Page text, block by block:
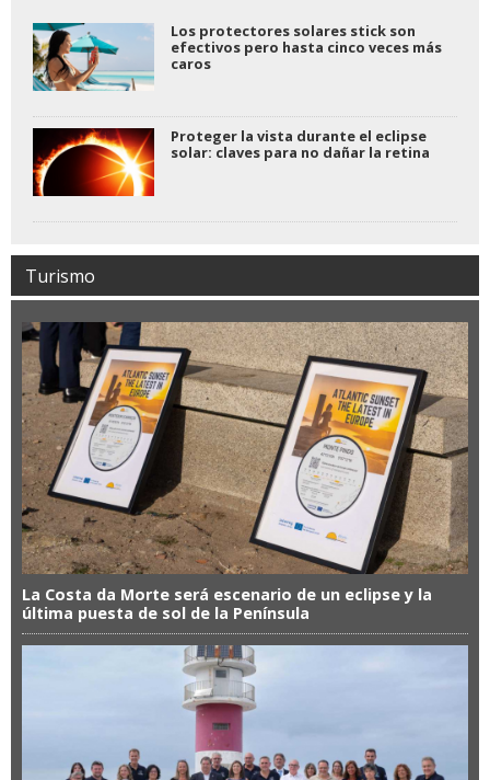
Los protectores solares stick son
efectivos pero hasta cinco veces más
caros
Proteger la vista durante el eclipse
solar: claves para no dañar la retina
Turismo
La Costa da Morte será escenario de un eclipse y la
última puesta de sol de la Península